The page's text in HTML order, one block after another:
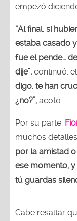
empezó
“Al final, si
estaba casado
fue el pende…
dije”, continuó,
digo, te han
¿no?”, acotó.
Por su parte,
muchos
por la amistad
ese momento,
tú guardas
Cabe resaltar